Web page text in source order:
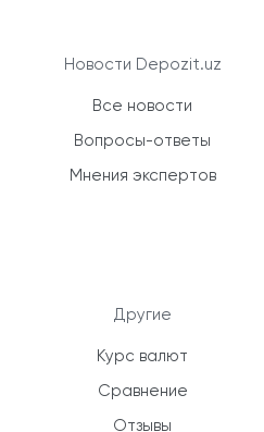
Новости Depozit.uz
Все новости
Вопросы-ответы
Мнения экспертов
Другие
Курс валют
Сравнение
Отзывы